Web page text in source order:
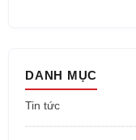
DANH MỤC
Tin tức